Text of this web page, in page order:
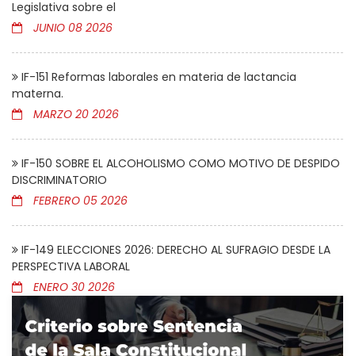
Legislativa sobre el
JUNIO 08 2026
IF-151 Reformas laborales en materia de lactancia
materna.
MARZO 20 2026
IF-150 SOBRE EL ALCOHOLISMO COMO MOTIVO DE DESPIDO
DISCRIMINATORIO
FEBRERO 05 2026
IF-149 ELECCIONES 2026: DERECHO AL SUFRAGIO DESDE LA
PERSPECTIVA LABORAL
ENERO 30 2026